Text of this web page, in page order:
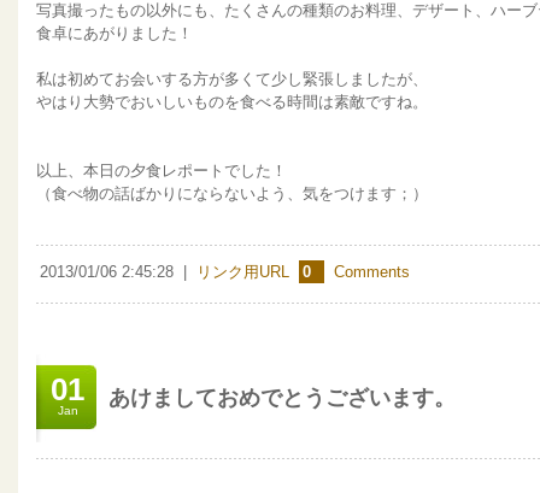
写真撮ったもの以外にも、たくさんの種類のお料理、デザート、ハー
食卓にあがりました！
私は初めてお会いする方が多くて少し緊張しましたが、
やはり大勢でおいしいものを食べる時間は素敵ですね。
以上、本日の夕食レポートでした！
（食べ物の話ばかりにならないよう、気をつけます；）
2013/01/06 2:45:28 リンク用URL 0 Comments
01
Jan
あけましておめでとうございます。